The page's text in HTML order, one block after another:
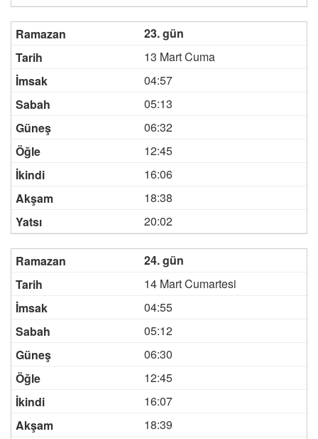
23. gün
13 Mart Cuma
04:57
05:13
06:32
12:45
16:06
18:38
20:02
24. gün
14 Mart Cumartesi
04:55
05:12
06:30
12:45
16:07
18:39